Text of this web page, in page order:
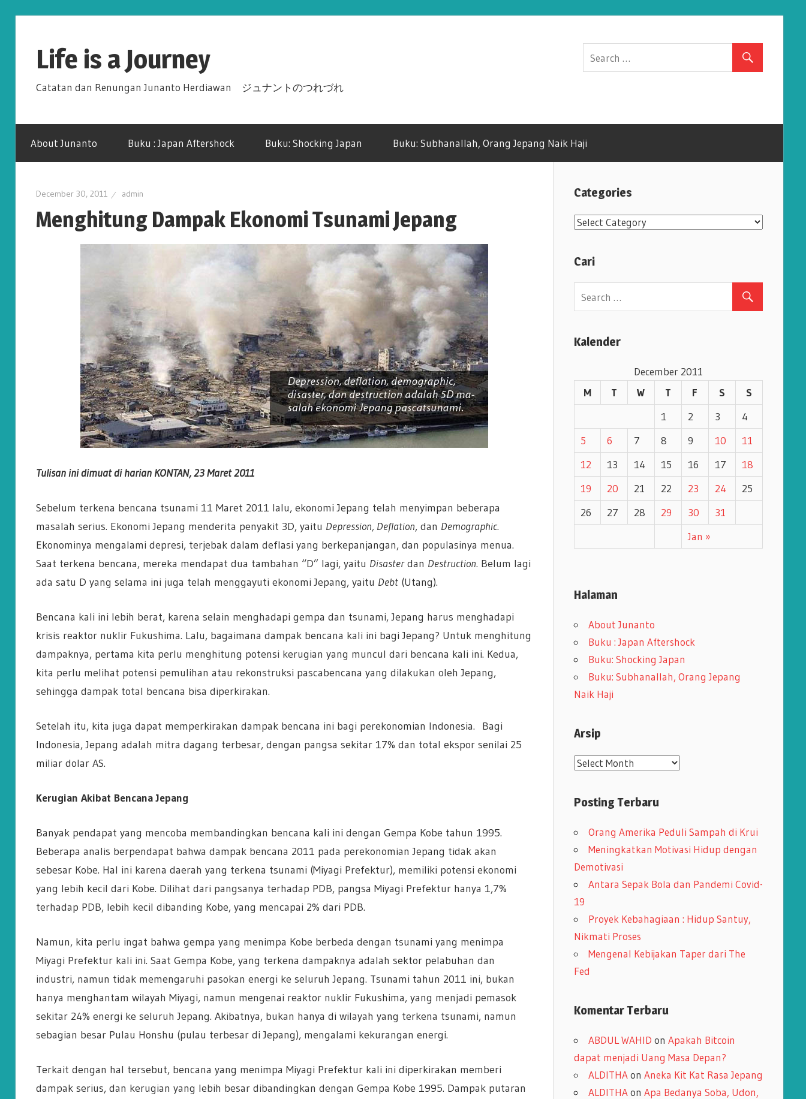
contentLife is a Journey
Catatan dan Renungan Junanto Herdiawan ジュナントのつれづれ
About Junanto Buku : Japan Aftershock Buku: Shocking Japan Buku: Subhanallah, Orang Jepang Naik Haji
December 30, 2011 admin
Menghitung Dampak Ekonomi Tsunami Jepang
Tulisan ini dimuat di harian KONTAN, 23 Maret 2011
Sebelum terkena bencana tsunami 11 Maret 2011 lalu, ekonomi Jepang telah menyimpan beberapa
masalah serius. Ekonomi Jepang menderita penyakit 3D, yaitu Depression, Deflation, dan Demographic.
Ekonominya mengalami depresi, terjebak dalam deflasi yang berkepanjangan, dan populasinya menua.
Saat terkena bencana, mereka mendapat dua tambahan “D” lagi, yaitu Disasterdan Destruction. Belum lagi
ada satu D yang selama ini juga telah menggayuti ekonomi Jepang, yaitu Debt(Utang).
Bencana kali ini lebih berat, karena selain menghadapi gempa dan tsunami, Jepang harus menghadapi
krisis reaktor nuklir Fukushima. Lalu, bagaimana dampak bencana kali ini bagi Jepang? Untuk menghitung
dampaknya, pertama kita perlu menghitung potensi kerugian yang muncul dari bencana kali ini. Kedua,
kita perlu melihat potensi pemulihan atau rekonstruksi pascabencana yang dilakukan oleh Jepang,
sehingga dampak total bencana bisa diperkirakan.
Setelah itu, kita juga dapat memperkirakan dampak bencana ini bagi perekonomian Indonesia. Bagi
Indonesia, Jepang adalah mitra dagang terbesar, dengan pangsa sekitar 17% dan total ekspor senilai 25
miliar dolar AS.
Kerugian Akibat Bencana Jepang
Banyak pendapat yang mencoba membandingkan bencana kali ini dengan Gempa Kobe tahun 1995.
Beberapa analis berpendapat bahwa dampak bencana 2011 pada perekonomian Jepang tidak akan
sebesar Kobe. Hal ini karena daerah yang terkena tsunami (Miyagi Prefektur), memiliki potensi ekonomi
yang lebih kecil dari Kobe. Dilihat dari pangsanya terhadap PDB, pangsa Miyagi Prefektur hanya 1,7%
terhadap PDB, lebih kecil dibanding Kobe, yang mencapai 2% dari PDB.
Namun, kita perlu ingat bahwa gempa yang menimpa Kobe berbeda dengan tsunami yang menimpa
Miyagi Prefektur kali ini. Saat Gempa Kobe, yang terkena dampaknya adalah sektor pelabuhan dan
industri, namun tidak memengaruhi pasokan energi ke seluruh Jepang. Tsunami tahun 2011 ini, bukan
hanya menghantam wilayah Miyagi, namun mengenai reaktor nuklir Fukushima, yang menjadi pemasok
sekitar 24% energi ke seluruh Jepang. Akibatnya, bukan hanya di wilayah yang terkena tsunami, namun
sebagian besar Pulau Honshu (pulau terbesar di Jepang), mengalami kekurangan energi.
Terkait dengan hal tersebut, bencana yang menimpa Miyagi Prefektur kali ini diperkirakan memberi
dampak serius, dan kerugian yang lebih besar dibandingkan dengan Gempa Kobe 1995. Dampak putaran
Categories
C
t
o
i
s
Cari
Kalender
December 2011
M
T W T F S S
Jan »
1 2 3
4
5
6 7 8 9 10
11
12
13 14 15 16 17
18
19
20 21 22 23 24
25
26
27 28 29 30 31
Halaman
About Junanto
Buku : Japan Aftershock
Buku: Shocking Japan
Buku: Subhanallah, Orang Jepang
Naik Haji
Arsip
A
s
p
Posting Terbaru
Orang Amerika Peduli Sampah di Krui
Meningkatkan Motivasi Hidup dengan
Demotivasi
Antara Sepak Bola dan Pandemi Covid-
19
Proyek Kebahagiaan : Hidup Santuy,
Nikmati Proses
Mengenal Kebijakan Taper dari The
Fed
Komentar Terbaru
ABDUL WAHID on Apakah Bitcoin
dapat menjadi Uang Masa Depan?
ALDITHAon Aneka Kit Kat Rasa Jepang
ALDITHAon Apa Bedanya Soba, Udon,